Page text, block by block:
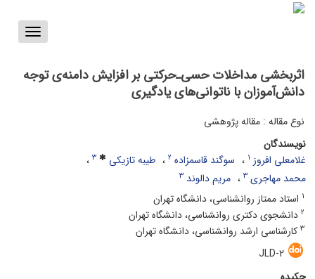
Toggle
اثربخشی مداخلات حسی‌ـ‌حرکتی بر افزایش دامنه‌ی توجه
دانش‌آموزان با ناتوانی‌های یادگیری
نوع مقاله : مقاله پژوهشی
نویسندگان
غلامعلی افروز 1 سوگند قاسمزاده 2 طیبه تازیکی 3
محمد مهاجری 3 مریم دالوند 3
1 استاد ممتاز روانشناسی، دانشگاه تهران
2 دانشجوی دکتری روانشناسی، دانشگاه تهران
3 کارشناسی ارشد روانشناسی، دانشگاه تهران
JLD-2